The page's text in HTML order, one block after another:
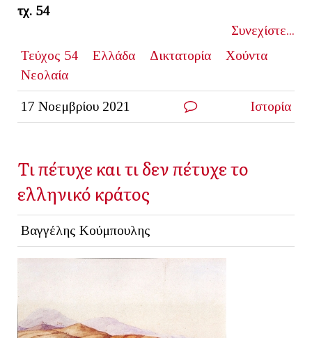
τχ. 54
Συνεχίστε...
Τεύχος 54
Ελλάδα Δικτατορία
Χούντα
Νεολαία
17 Νοεμβρίου 2021 Ιστορία
Τι πέτυχε και τι δεν πέτυχε το
ελληνικό κράτος
Βαγγέλης Κούμπουλης